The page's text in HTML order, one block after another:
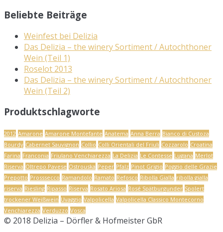
Beliebte Beiträge
Weinfest bei Delizia
Das Delizia – the winery Sortiment / Autochthoner
Wein (Teil 1)
Roselot 2013
Das Delizia – the winery Sortiment / Autochthoner
Wein (Teil 2)
Produktschlagworte
2012 Amarone Amarone Montefante Anatema Anna Berra Bianco di Custoza
Bourdy Cabernet Sauvignon Collio Colli Orientali del Friuli Cozzarolo Croatina
Farina Franconia Friulano Venchiarezza La Delizia Le Contesse Lugana Merlot
Riserva Oltrepo Pavese Ostrouska Peper Pfalz Pinot Grigio Poggio delle Grazie
Prepotto Prosssecco Ramandolo Ramato Refosco Ribolla Gialla ribolla gialla
riserva Riesling Ripasso Riserva Rosato Ariosa Rosé Spätburgunder Spolert
trockener Weißwein Uvaggio Valpolicella Valpolicella Classico Montecorno
Venchiarezza Verduzzo Vosca
© 2018 Delizia – Dörfler & Hofmeister GbR